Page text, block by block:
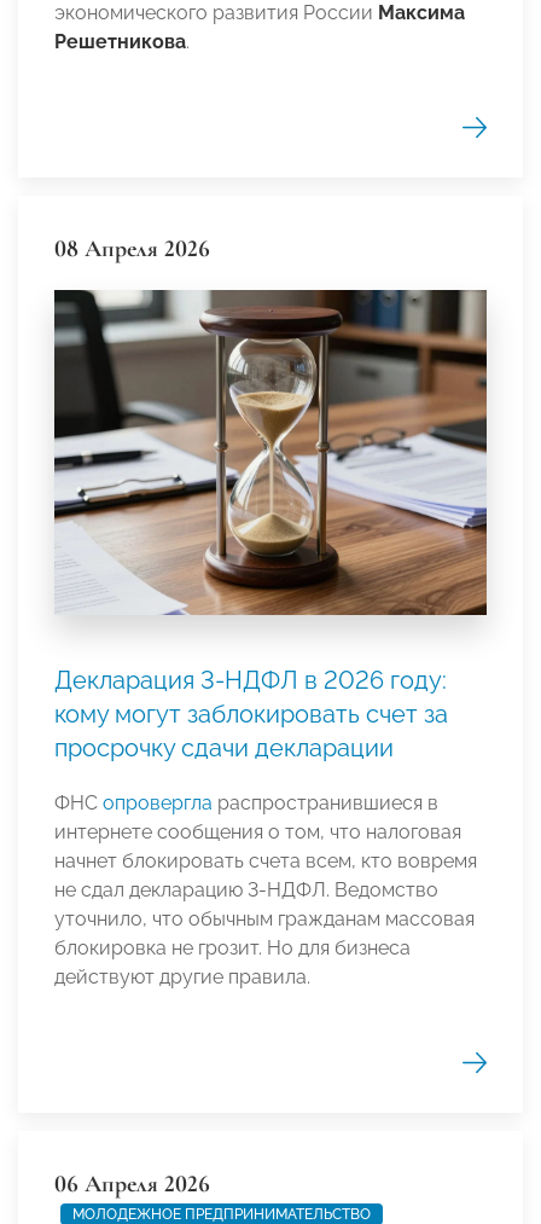
экономического развития России Максима
Решетникова.
08 Апреля 2026
Декларация 3-НДФЛ в 2026 году:
кому могут заблокировать счет за
просрочку сдачи декларации
ФНС опровергла распространившиеся в
интернете сообщения о том, что налоговая
начнет блокировать счета всем, кто вовремя
не сдал декларацию 3-НДФЛ. Ведомство
уточнило, что обычным гражданам массовая
блокировка не грозит. Но для бизнеса
действуют другие правила.
06 Апреля 2026
МОЛОДЕЖНОЕ ПРЕДПРИНИМАТЕЛЬСТВО